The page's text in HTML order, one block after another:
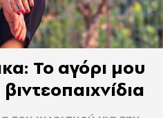
Το αγόρι μου